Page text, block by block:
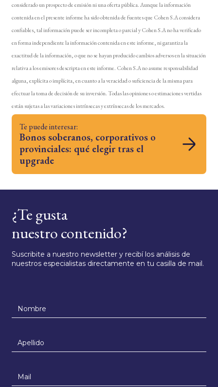
considerado un prospecto de emisión ni una oferta pública. Aunque la información
contenida en el presente informe ha sido obtenida de fuentes que Cohen S.A considera
confiables, tal información puede ser incompleta o parcial y Cohen S.A no ha verificado
en forma independiente la información contenida en este informe, ni garantiza la
exactitud de la información, o que no se hayan producido cambios adversos en la situación
relativa a los emisores descripta en este informe. Cohen S.A no asume responsabilidad
alguna, explícita o implícita, en cuanto a la veracidad o suficiencia de la misma para
efectuar la toma de decisión de su inversión. Todas las opiniones o estimaciones vertidas
están sujetas a las variaciones intrínsecas y extrínsecas de los mercados.
Te puede interesar:
Bonos soberanos, corporativos o
provinciales: qué elegir tras el
upgrade
¿Te gusta
nuestro contenido?
Suscribite a nuestro newsletter y recibí los análisis de
nuestros especialistas directamente en tu casilla de mail.